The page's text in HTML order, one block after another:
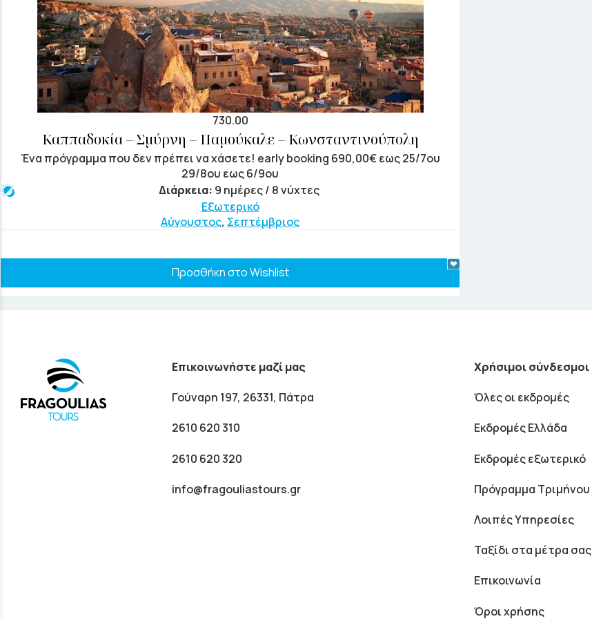
730.00
Καππαδοκία – Σμύρνη – Παμούκαλε – Κωνσταντινούπολη
Ένα πρόγραμμα που δεν πρέπει να χάσετε! early booking 690,00€ εως 25/7ου
29/8ου εως 6/9ου
Διάρκεια: 9 ημέρες / 8 νύχτες
Εξωτερικό
Αύγουστος, Σεπτέμβριος
Προσθήκη στο Wishlist
Επικοινωνήστε μαζί μας
Γούναρη 197, 26331, Πάτρα
2610 620 310
2610 620 320
info@fragouliastours.gr
Χρήσιμοι σύνδεσμοι
Όλες οι εκδρομές
Εκδρομές Ελλάδα
Εκδρομές εξωτερικό
Πρόγραμμα Τριμήνου
Λοιπές Υπηρεσίες
Ταξίδι στα μέτρα σας
Επικοινωνία
Όροι χρήσης